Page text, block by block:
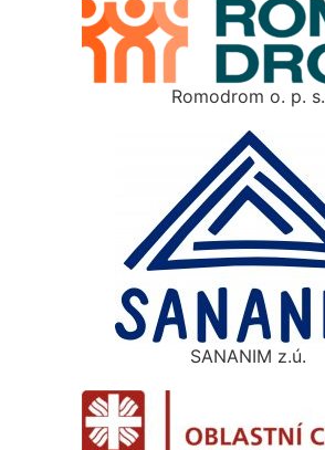
Romodrom o. p. s.
SANANIM z.ú.